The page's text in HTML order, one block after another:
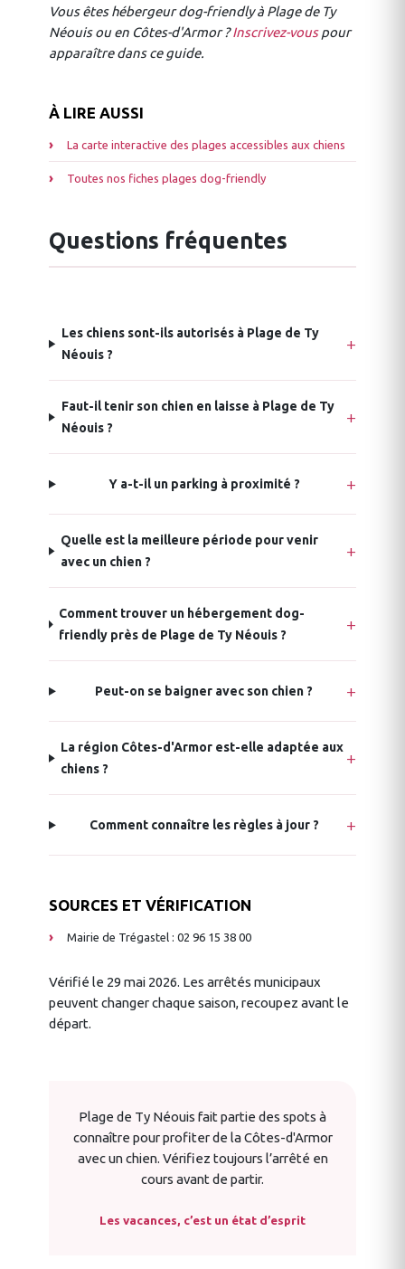
Vous êtes hébergeur dog-friendly à Plage de Ty
Néouis ou en Côtes-d'Armor ?Inscrivez-vouspour
apparaître dans ce guide.
À LIRE AUSSI
La carte interactive des plages accessibles aux chiens
Toutes nos fiches plages dog-friendly
Questions fréquentes
Les chiens sont-ils autorisés à Plage de Ty
Néouis ?
Faut-il tenir son chien en laisse à Plage de Ty
Néouis ?
Y a-t-il un parking à proximité ?
Quelle est la meilleure période pour venir
avec un chien ?
Comment trouver un hébergement dog-
friendly près de Plage de Ty Néouis ?
Peut-on se baigner avec son chien ?
La région Côtes-d'Armor est-elle adaptée aux
chiens ?
Comment connaître les règles à jour ?
SOURCES ET VÉRIFICATION
Mairie de Trégastel : 02 96 15 38 00
Vérifié le 29 mai 2026. Les arrêtés municipaux
peuvent changer chaque saison, recoupez avant le
départ.
Plage de Ty Néouis fait partie des spots à
connaître pour profiter de la Côtes-d'Armor
avec un chien. Vérifiez toujours l’arrêté en
cours avant de partir.
Les vacances, c’est un état d’esprit